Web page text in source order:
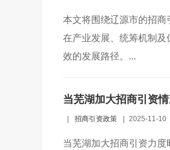
本文将围绕辽源市的招
在产业发展、统筹机制
效的发展路径。...
当芜湖加大招商引资
招商引资政策 2025-11-10
当芜湖加大招商引资力